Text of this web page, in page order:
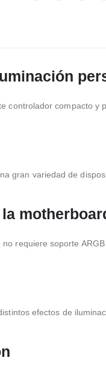
controlador compacto
gran variedad de
no requiere soporte
efectos de